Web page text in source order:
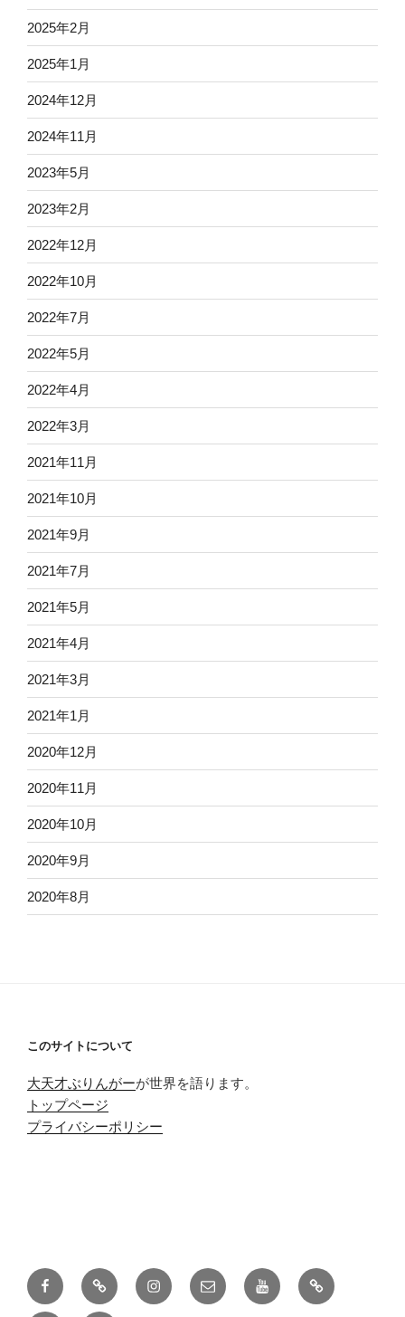
2025年2月
2025年1月
2024年12月
2024年11月
2023年5月
2023年2月
2022年12月
2022年10月
2022年7月
2022年5月
2022年4月
2022年3月
2021年11月
2021年10月
2021年9月
2021年7月
2021年5月
2021年4月
2021年3月
2021年1月
2020年12月
2020年11月
2020年10月
2020年9月
2020年8月
このサイトについて
大天才ぶりんがーが世界を語ります。
トップページ
プライバシーポリシー
FacebookTwitter Instagramメ
ー
Youtube pixiv